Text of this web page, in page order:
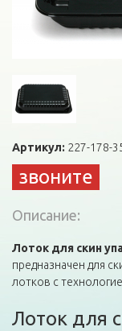
Артикул: 227-178-
звоните
Описание:
Лоток для скин
предназначен для
лотков с
Лоток для